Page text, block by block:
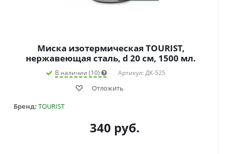
Миска изотермическая TOURIST,
нержавеющая сталь, d 20 см, 1500 мл.
В наличии (10) Артикул: ДК-525
Отложить
Бренд: TOURIST
340 руб.